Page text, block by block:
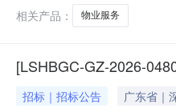
相关产品：
物业服务
[LSHBGC-GZ-2026-
招标｜招标公告 广东省｜